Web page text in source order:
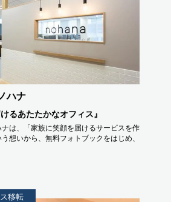
ハナ
けるあたたかなオフィス』
は、「家族に笑顔を届けるサービスを作
想いから、無料フォトブックをはじめ、
移転